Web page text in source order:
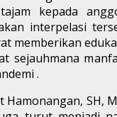
kepada
interpelasi
memberikan
sejauhmana
.
Hamonangan, SH,